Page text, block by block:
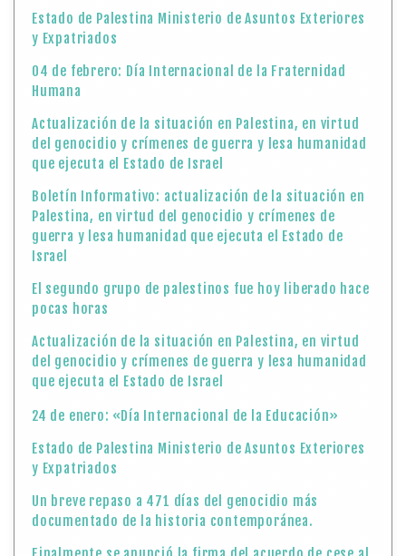
Estado de Palestina Ministerio de Asuntos Exteriores
y Expatriados
04 de febrero: Día Internacional de la Fraternidad
Humana
Actualización de la situación en Palestina, en virtud
del genocidio y crímenes de guerra y lesa humanidad
que ejecuta el Estado de Israel
Boletín Informativo: actualización de la situación en
Palestina, en virtud del genocidio y crímenes de
guerra y lesa humanidad que ejecuta el Estado de
Israel
El segundo grupo de palestinos fue hoy liberado hace
pocas horas
Actualización de la situación en Palestina, en virtud
del genocidio y crímenes de guerra y lesa humanidad
que ejecuta el Estado de Israel
24 de enero: «Día Internacional de la Educación»
Estado de Palestina Ministerio de Asuntos Exteriores
y Expatriados
Un breve repaso a 471 días del genocidio más
documentado de la historia contemporánea.